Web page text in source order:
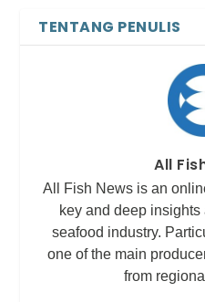
TENTANG PENULIS
All
All Fish News is an
key and deep
seafood industry.
one of the main
from